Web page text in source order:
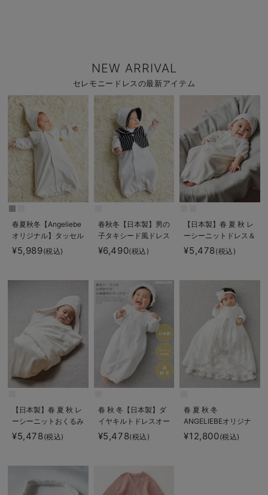
NEW ARRIVAL
セレモニードレスの最新アイテム
春夏秋冬【Angeliebe
オリジナル】タッセル
付きおめかしドレス＆
帽子セット
¥5,989(税込)
春秋冬【日本製】男の
子タキシード風ドレス
＆帽子セット
¥6,490(税込)
【日本製】春 夏 秋 レ
ーシーニットドレス＆
帽子セット
¥5,478(税込)
【日本製】春 夏 秋 レ
ーシーニットおくるみ
¥5,478(税込)
春 秋 冬【日本製】ダ
イヤキルトドレスオー
ル&帽子セット
¥5,478(税込)
春 夏 秋 冬
ANGELIEBEオリジナ
ル プリンセスセレモ
ニードレス
¥12,800(税込)